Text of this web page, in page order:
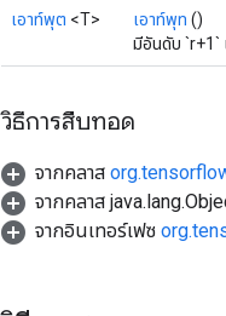
เอาท์พุต <T> เอาท์พุท ()
มีอันดับ `r+1`
วิธีการสืบทอด
จากคลาส
จากคลาส
จากอินเทอร์เฟซ